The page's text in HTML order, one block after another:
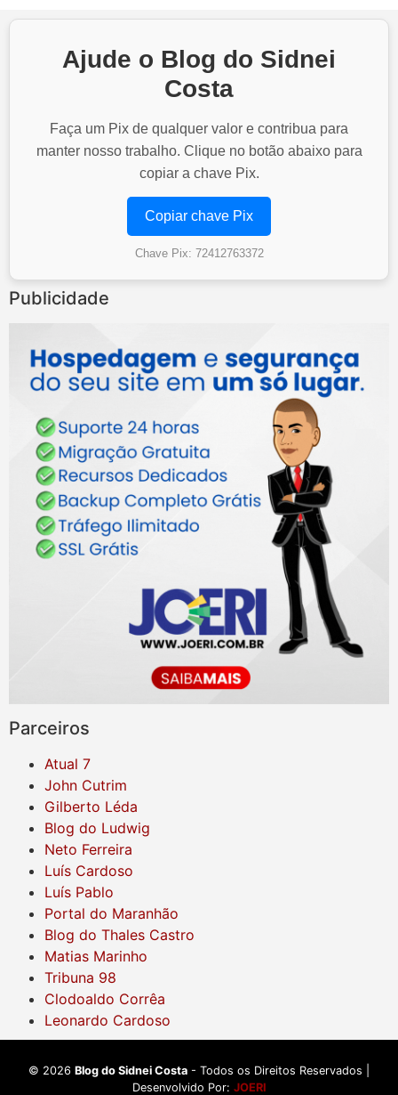
Ajude o Blog do Sidnei
Costa
Faça um Pix de qualquer valor e contribua para
manter nosso trabalho. Clique no botão abaixo para
copiar a chave Pix.
Copiar chave Pix
Chave Pix: 72412763372
Publicidade
Parceiros
Atual 7
John Cutrim
Gilberto Léda
Blog do Ludwig
Neto Ferreira
Luís Cardoso
Luís Pablo
Portal do Maranhão
Blog do Thales Castro
Matias Marinho
Tribuna 98
Clodoaldo Corrêa
Leonardo Cardoso
© 2026 Blog do Sidnei Costa - Todos os Direitos Reservados |
Desenvolvido Por: JOERI